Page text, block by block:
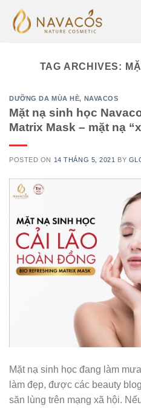
TAG ARCHIVES:
DƯỠNG DA MÙA HÈ, NAVACOS
Mặt nạ sinh học
Matrix Mask – mặt nạ
POSTED ON 14 THÁNG 5, 2021 BY
Mặt nạ sinh học đang làm
làm đẹp, được các beauty
săn lùng trên mạng xã hội.